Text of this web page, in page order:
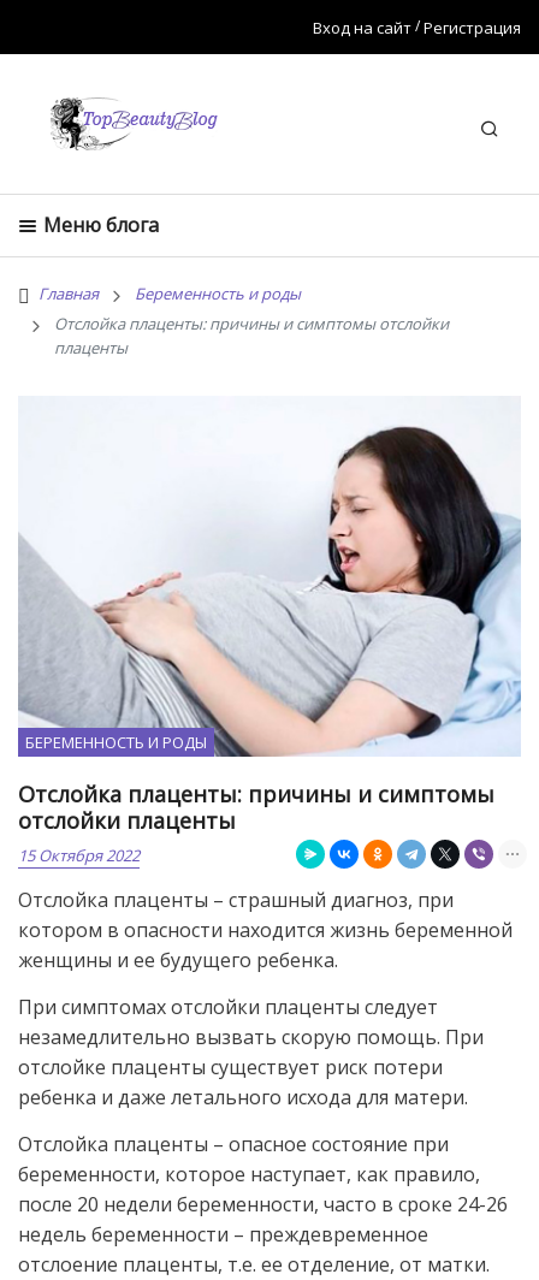
Вход на сайт Регистрация
Меню блога
Главная
Беременность и роды
Отслойка плаценты: причины и симптомы отслойки
плаценты
БЕРЕМЕННОСТЬ И РОДЫ
Отслойка плаценты: причины и симптомы
отслойки плаценты
15 Октября 2022
Отслойка плаценты – страшный диагноз, при
котором в опасности находится жизнь беременной
женщины и ее будущего ребенка.
При симптомах отслойки плаценты следует
незамедлительно вызвать скорую помощь. При
отслойке плаценты существует риск потери
ребенка и даже летального исхода для матери.
Отслойка плаценты – опасное состояние при
беременности, которое наступает, как правило,
после 20 недели беременности, часто в сроке 24-26
недель беременности – преждевременное
отслоение плаценты, т.е. ее отделение, от матки.